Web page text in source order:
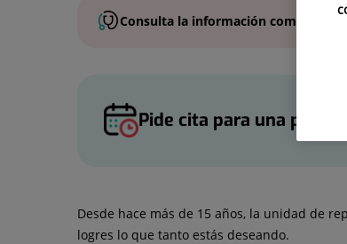
Consulta la información completa
Pide cita para una
Desde hace más de 15 años, la unidad de
logres lo que tanto estás deseando.